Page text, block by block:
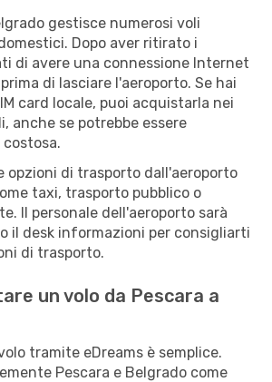
gestisce numerosi voli
Dopo aver ritirato i
di avere una connessione Internet
di lasciare l'aeroporto. Se hai
card locale, puoi acquistarla nei
anche se potrebbe essere
opzioni di trasporto dall'aeroporto
taxi, trasporto pubblico o
Il personale dell'aeroporto sarà
il desk informazioni per consigliarti
di trasporto.
un volo da Pescara a
tramite eDreams è semplice.
Pescara e Belgrado come